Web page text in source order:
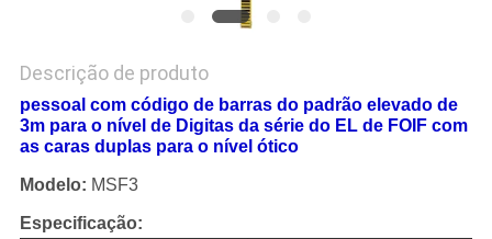
Descrição de produto
pessoal com código de barras do padrão elevado de
3m para o nível de Digitas da série do EL de FOIF com
as caras duplas para o nível ótico
Modelo: MSF3
Especificação: